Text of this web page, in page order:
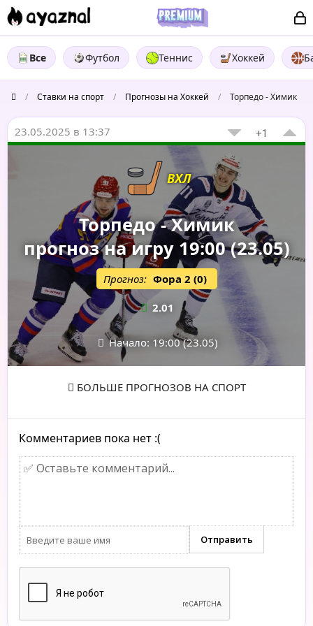
Все Футбол Теннис Хоккей
/ Ставки на спорт / Прогнозы на Хоккей / Торпедо - Химик
23.05.2025 в 13:37 +1
ВХЛ
Торпедо - Химик
прогноз на игру 19:00 (23.05)
Прогноз: Фора 2 (0)
2.01
Начало: 19:00 (23.05)
БОЛЬШЕ ПРОГНОЗОВ НА СПОРТ
Комментариев пока нет :(